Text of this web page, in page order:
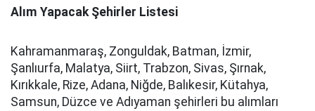
Alım Yapacak Şehirler Listesi
Kahramanmaraş, Zonguldak, Batman, İzmir,
Şanlıurfa, Malatya, Siirt, Trabzon, Sivas, Şırnak,
Kırıkkale, Rize, Adana, Niğde, Balıkesir, Kütahya,
Samsun, Düzce ve Adıyaman şehirleri bu alımları